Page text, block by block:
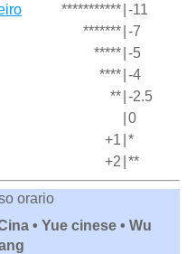
*********** -11
******* -7
***** -5
**** -4
** -2.5
0
+1 *
+2 **
orario
• Yue cinese • Wu